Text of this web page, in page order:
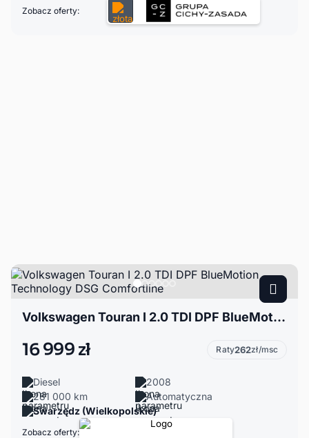
Zobacz oferty:
Volkswagen Touran I 2.0 TDI DPF BlueMotion Technology DSG Comfortline
16 999 zł Raty262zł/msc
Diesel
2008
281 000 km
Automatyczna
Swarzędz (Wielkopolskie)
Zobacz oferty: